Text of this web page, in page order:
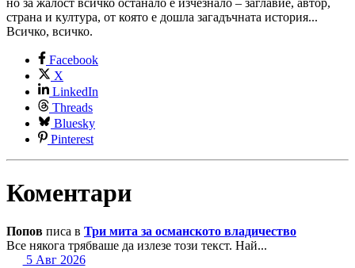
но за жалост всичко останало е изчезнало – заглавие, автор,
страна и култура, от която е дошла загадъчната история...
Всичко, всичко.
Facebook
X
LinkedIn
Threads
Bluesky
Pinterest
Коментари
Попов писа в Три мита за османското владичество
Все някога трябваше да излезе този текст. Най...
5 Авг 2026